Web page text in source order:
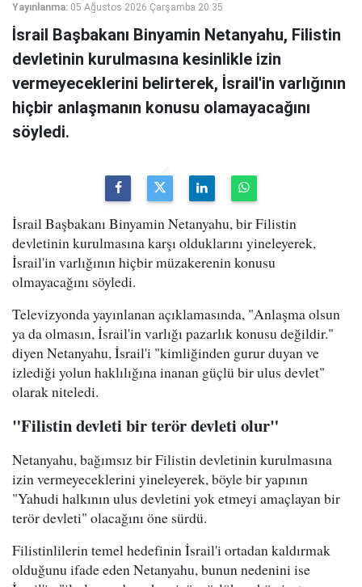
Yayınlanma: 05 Ağustos 2026 Çarşamba 20:35
İsrail Başbakanı Binyamin Netanyahu, Filistin
devletinin kurulmasına kesinlikle izin
vermeyeceklerini belirterek, İsrail'in varlığının
hiçbir anlaşmanın konusu olamayacağını
söyledi.
İsrail Başbakanı Binyamin Netanyahu, bir Filistin
devletinin kurulmasına karşı olduklarını yineleyerek,
İsrail'in varlığının hiçbir müzakerenin konusu
olmayacağını söyledi.
Televizyonda yayınlanan açıklamasında, "Anlaşma olsun
ya da olmasın, İsrail'in varlığı pazarlık konusu değildir."
diyen Netanyahu, İsrail'i "kimliğinden gurur duyan ve
izlediği yolun haklılığına inanan güçlü bir ulus devlet"
olarak niteledi.
"Filistin devleti bir terör devleti olur"
Netanyahu, bağımsız bir Filistin devletinin kurulmasına
izin vermeyeceklerini yineleyerek, böyle bir yapının
"Yahudi halkının ulus devletini yok etmeyi amaçlayan bir
terör devleti" olacağını öne sürdü.
Filistinlilerin temel hedefinin İsrail'i ortadan kaldırmak
olduğunu ifade eden Netanyahu, bunun nedenini ise